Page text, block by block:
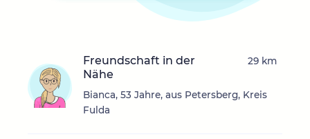
Freundschaft in der
Nähe
Bianca, 53 Jahre, aus Petersberg, Kreis
Fulda
29 km